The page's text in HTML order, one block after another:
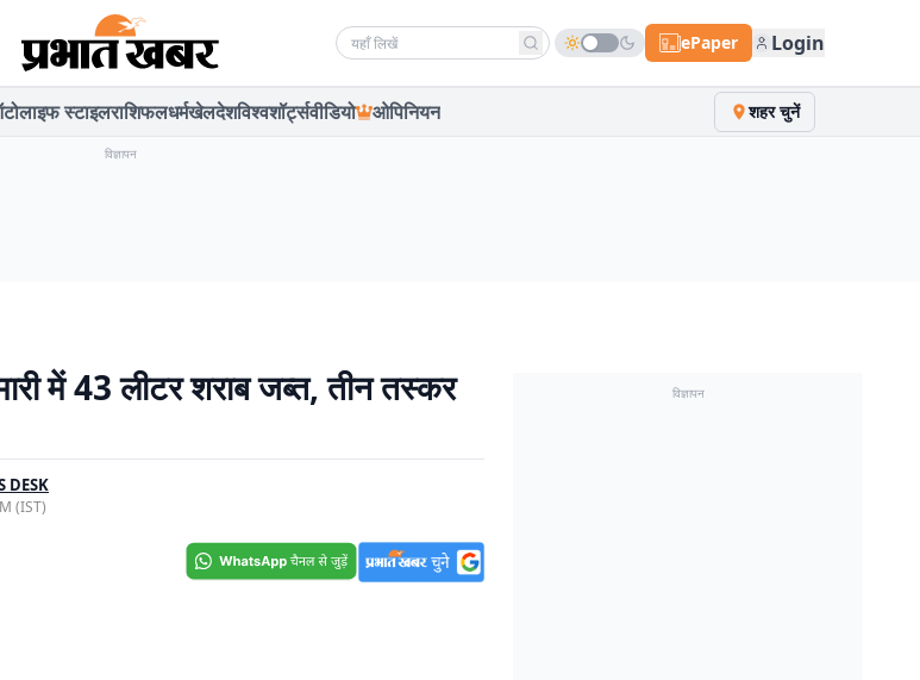
Search news ePaper Login
लाइफ स्टाइलराशिफलधर्मखेलदेशविश्वशॉर्ट्सवीडियो ओपिनियन शहर चुनें
विज्ञापन
में 43 लीटर शराब जब्त, तीन तस्कर
DESK
(IST)
विज्ञापन